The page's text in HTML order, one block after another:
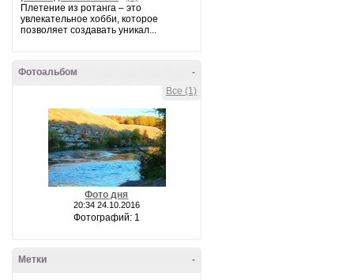
Плетение из ротанга – это
увлекательное хобби, которое
позволяет создавать уникал...
-
Фотоальбом
Все (1)
Фото дня
20:34 24.10.2016
Фотографий: 1
-
Метки